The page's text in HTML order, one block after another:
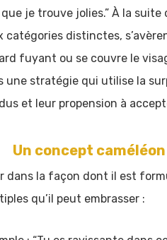
je trouve jolies.” À la
distinctes,
fuyant ou se couvre le
stratégie qui utilise la
et leur propension à
Un concept caméléon
la façon dont il est
qu’il peut embrasser :